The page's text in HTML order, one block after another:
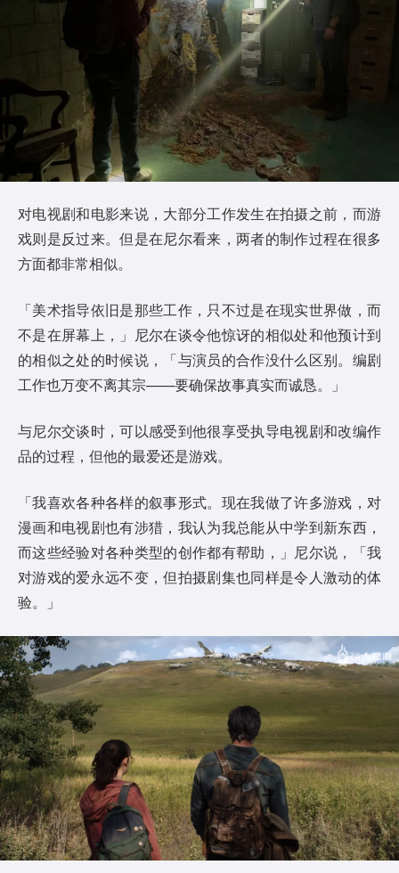
对电视剧和电影来说，大部分工作发生在拍摄之前，而游
戏则是反过来。但是在尼尔看来，两者的制作过程在很多
方面都非常相似。
「美术指导依旧是那些工作，只不过是在现实世界做，而
不是在屏幕上，」尼尔在谈令他惊讶的相似处和他预计到
的相似之处的时候说，「与演员的合作没什么区别。编剧
工作也万变不离其宗——要确保故事真实而诚恳。」
与尼尔交谈时，可以感受到他很享受执导电视剧和改编作
品的过程，但他的最爱还是游戏。
「我喜欢各种各样的叙事形式。现在我做了许多游戏，对
漫画和电视剧也有涉猎，我认为我总能从中学到新东西，
而这些经验对各种类型的创作都有帮助，」尼尔说，「我
对游戏的爱永远不变，但拍摄剧集也同样是令人激动的体
验。」